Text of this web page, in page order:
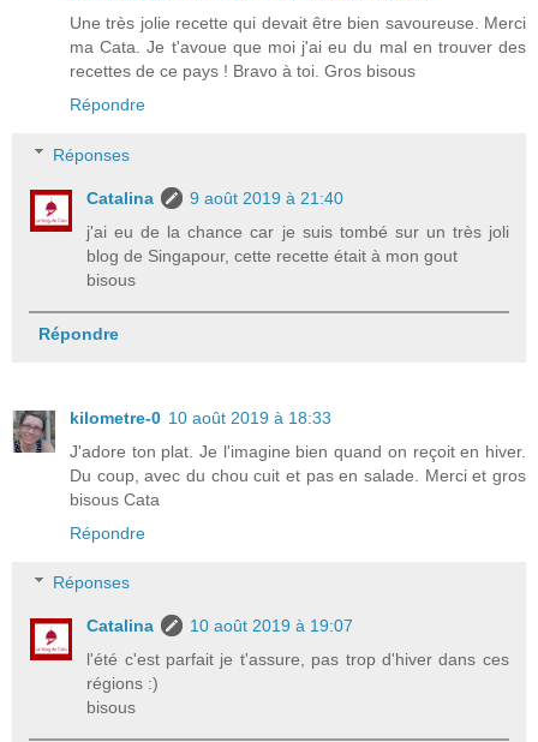
Une très jolie recette qui devait être bien savoureuse. Merci
ma Cata. Je t'avoue que moi j'ai eu du mal en trouver des
recettes de ce pays ! Bravo à toi. Gros bisous
Répondre
Réponses
Catalina
9 août 2019 à 21:40
j'ai eu de la chance car je suis tombé sur un très joli
blog de Singapour, cette recette était à mon gout
bisous
Répondre
kilometre-0 10 août 2019 à 18:33
J'adore ton plat. Je l'imagine bien quand on reçoit en hiver.
Du coup, avec du chou cuit et pas en salade. Merci et gros
bisous Cata
Répondre
Réponses
Catalina
10 août 2019 à 19:07
l'été c'est parfait je t'assure, pas trop d'hiver dans ces
régions :)
bisous